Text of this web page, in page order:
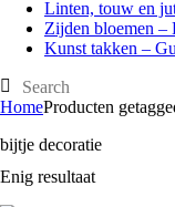
Linten, touw en
Zijden bloemen –
Kunst takken –
HomeProducten
bijtje decoratie
Enig resultaat